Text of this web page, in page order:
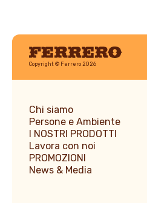
Ferrero
Copyright © Ferrero 2026
Chi siamo
Persone e Ambiente
I NOSTRI PRODOTTI
Lavora con noi
PROMOZIONI
News & Media